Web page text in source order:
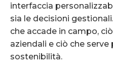
interfaccia
sia le decisioni
che accade in campo,
aziendali e ciò che
sostenibilità.